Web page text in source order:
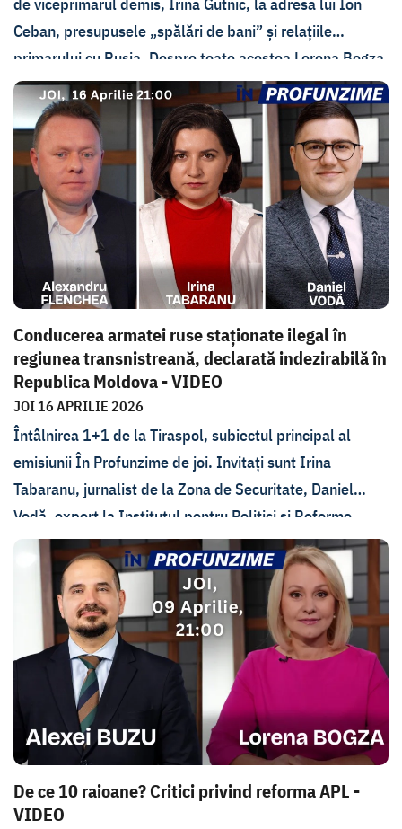
Ceban, presupusele „spălări de bani” și relațiile
primarului cu Rusia. Despre toate acestea Lorena Bogza
vorbește cu Irina Gutnic în cadrul emisiunii În
Profunzime.
Conducerea armatei ruse staționate ilegal în
regiunea transnistreană, declarată indezirabilă în
Republica Moldova - VIDEO
JOI 16 APRILIE 2026
Întâlnirea 1+1 de la Tiraspol, subiectul principal al
emisiunii În Profunzime de joi. Invitați sunt Irina
Tabaranu, jurnalist de la Zona de Securitate, Daniel
Vodă, expert la Institutul pentru Politici și Reforme
Europene și Alexandru Flenchea, fost viceprimier pentru
reintegrare. Lorena Bogza a vorbit cu invitații săi despre
subiectele discutate la întâlnire, dar și șefii Grupului
Operativ al Trupelor Ruse (GOTR), contingentul care
staționează ilegal în regiunea transnistreană a Republicii
Moldova, declarați indezirabili pe teritoriul Republicii
Moldova.
De ce 10 raioane? Critici privind reforma APL -
VIDEO